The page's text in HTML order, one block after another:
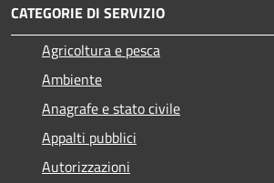
CATEGORIE DI SERVIZIO
Agricoltura e pesca
Ambiente
Anagrafe e stato civile
Appalti pubblici
Autorizzazioni